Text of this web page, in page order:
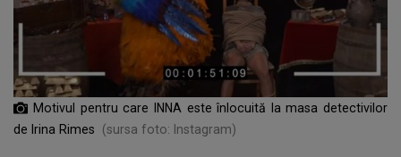
Motivul pentru care INNA este înlocuită la masa detectivilor
de Irina Rimes
(sursa foto: Instagram)